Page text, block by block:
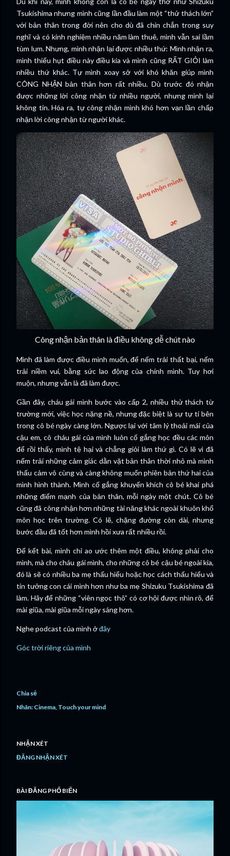
Tsukishima nhưng mình cũng lần đầu làm một “thử thách lớn”
với bản thân trong đời nên cho dù đã chín chắn trong suy
nghĩ và có kinh nghiệm nhiều năm làm thuê, mình vẫn sai lầm
tùm lum. Nhưng, mình nhận lại được nhiều thứ: Mình nhận ra,
mình thiếu hụt điều này điều kia và mình cũng RẤT GIỎI làm
nhiều thứ khác. Tự mình xoay sở với khó khăn giúp mình
CÔNG NHẬN bản thân hơn rất nhiều. Dù trước đó nhận
được những lời công nhận từ nhiều người, nhưng mình lại
không tin. Hóa ra, tự công nhận mình khó hơn vạn lần chấp
nhận lời công nhận từ người khác.
Công nhận bản thân là điều không dễ chút nào
Mình đã làm được điều mình muốn, để nếm trải thất bại, nếm
trải niềm vui, bằng sức lao động của chính mình. Tuy hơi
muộn, nhưng vẫn là đã làm được.
Gần đây, cháu gái mình bước vào cấp 2, nhiều thử thách từ
trường mới, việc học nặng nề, nhưng đặc biệt là sự tự ti bên
trong cô bé ngày càng lớn. Ngược lại với tâm lý thoải mái của
cậu em, cô cháu gái của mình luôn cố gắng học đều các môn
để rồi thấy, mình tệ hại và chẳng giỏi làm thứ gì. Có lẽ vì đã
nếm trải những cảm giác dằn vặt bản thân thời nhỏ mà mình
thấu cảm vô cùng và càng không muốn phiên bản thứ hai của
mình hình thành. Mình cố gắng khuyến khích cô bé khai phá
những điểm mạnh của bản thân, mỗi ngày một chút. Cô bé
cũng đã công nhận hơn những tài năng khác ngoài khuôn khổ
môn học trên trường. Có lẽ, chặng đường còn dài, nhưng
bước đầu đã tốt hơn mình hồi xưa rất nhiều rồi.
Để kết bài, mình chỉ ao ước thêm một điều, không phải cho
mình, mà cho cháu gái mình, cho những cô bé cậu bé ngoài kia,
đó là sẽ có nhiều ba mẹ thấu hiểu hoặc học cách thấu hiểu và
tin tưởng con cái mình hơn như ba mẹ Shizuku Tsukishima đã
làm. Hãy để những “viên ngọc thô” có cơ hội được nhìn rõ, để
mài giũa, mài giũa mỗi ngày sáng hơn.
Nghe podcast của mình ởđây
Góc trời riêng của mình
Chia sẻ
Nhãn: Cinema Touch your mind
NHẬN XÉT
ĐĂNG NHẬN XÉT
BÀI ĐĂNG PHỔ BIẾN